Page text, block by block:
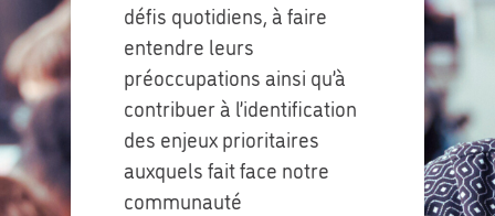
défis quotidiens, à faire
entendre leurs
préoccupations ainsi qu’à
contribuer à l’identification
des enjeux prioritaires
auxquels fait face notre
communauté